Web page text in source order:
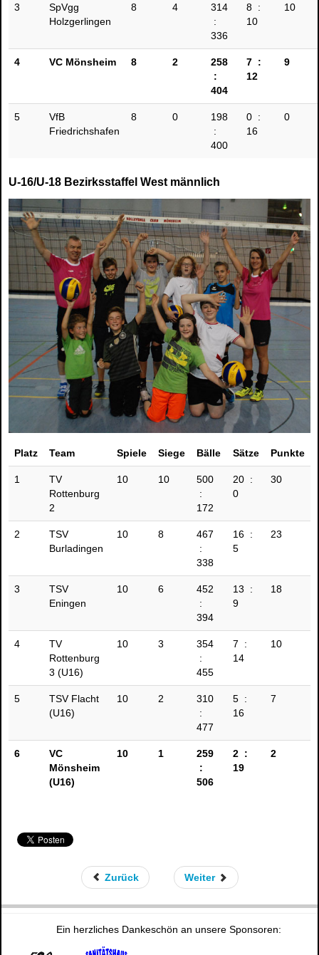
3
SpVgg
Holzgerlingen
8 4
314
:
336
8 :
10
10
4 VC Mönsheim 8 2
258
:
404
7 :
12
9
5
VfB
Friedrichshafen
8 0
198
:
400
0 :
16
0
U-16/U-18 Bezirksstaffel West männlich
Platz Team Spiele Siege Bälle Sätze Punkte
1
TV
Rottenburg
2
10 10
500
:
172
20 :
0
30
2
TSV
Burladingen
10 8
467
:
338
16 :
5
23
3
TSV
Eningen
10 6
452
:
394
13 :
9
18
4
TV
Rottenburg
3 (U16)
10 3
354
:
455
7 :
14
10
5
TSV Flacht
(U16)
10 2
310
:
477
5 :
16
7
6
VC
Mönsheim
(U16)
10 1
259
:
506
2 :
19
2
Zurück Weiter
Ein herzliches Dankeschön an unsere Sponsoren: